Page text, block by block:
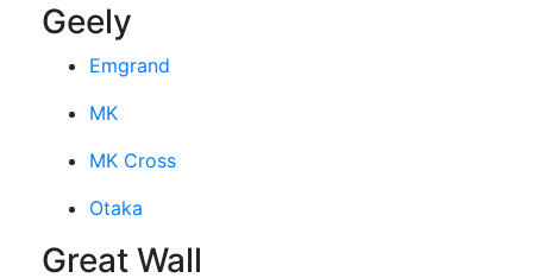
Geely
Emgrand
MK
MK Cross
Otaka
Great Wall